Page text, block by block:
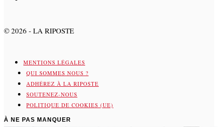
© 2026 - LA RIPOSTE
MENTIONS LÉGALES
QUI SOMMES NOUS ?
ADHÉREZ À LA RIPOSTE
SOUTENEZ-NOUS
POLITIQUE DE COOKIES (UE)
À NE PAS MANQUER